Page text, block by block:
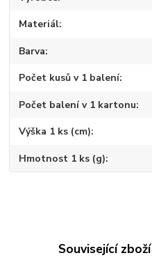
Materiál
Barva
Počet kusů v 1 balení
Počet balení v 1 kartonu
Výška 1 ks (cm)
Hmotnost 1 ks (g)
Související zboží